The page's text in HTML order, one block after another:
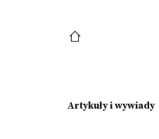
Artykuły i wywiady